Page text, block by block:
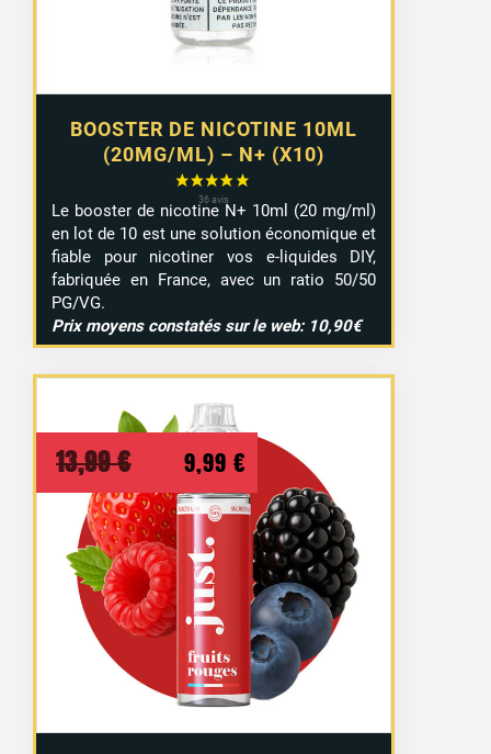
BOOSTER DE NICOTINE 10ML
(20MG/ML) – N+ (X10)
9,29 €
Le booster de nicotine N+ 10ml (20 mg/ml)
en lot de 10 est une solution économique et
fiable pour nicotiner vos e-liquides DIY,
fabriquée en France, avec un ratio 50/50
PG/VG.
Prix moyens constatés sur le web: 10,90€
13,99€
Le
prix
initial
était :
13,99 €.
9,99 €
prix
actuel
est :
9,99 €.